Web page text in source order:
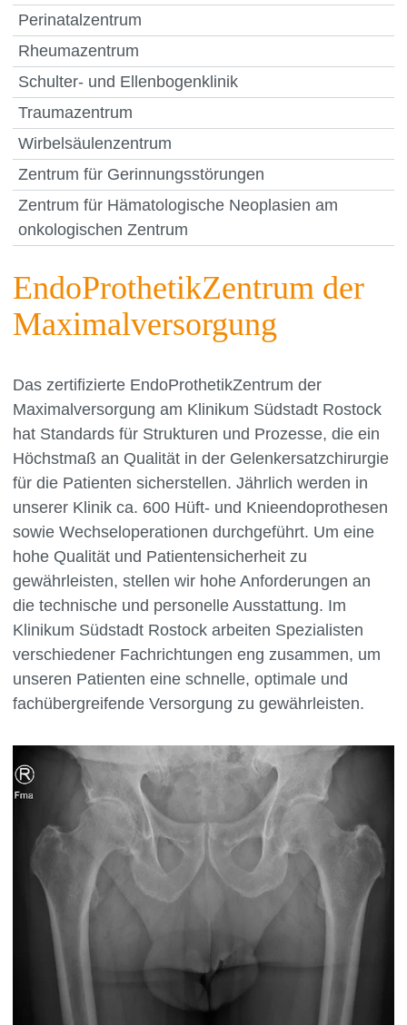
Perinatalzentrum
Rheumazentrum
Schulter- und Ellenbogenklinik
Traumazentrum
Wirbelsäulenzentrum
Zentrum für Gerinnungsstörungen
Zentrum für Hämatologische Neoplasien am
onkologischen Zentrum
EndoProthetikZentrum der
Maximalversorgung
Das zertifizierte EndoProthetikZentrum der
Maximalversorgung am Klinikum Südstadt Rostock
hat Standards für Strukturen und Prozesse, die ein
Höchstmaß an Qualität in der Gelenkersatzchirurgie
für die Patienten sicherstellen. Jährlich werden in
unserer Klinik ca. 600 Hüft- und Knieendoprothesen
sowie Wechseloperationen durchgeführt. Um eine
hohe Qualität und Patientensicherheit zu
gewährleisten, stellen wir hohe Anforderungen an
die technische und personelle Ausstattung. Im
Klinikum Südstadt Rostock arbeiten Spezialisten
verschiedener Fachrichtungen eng zusammen, um
unseren Patienten eine schnelle, optimale und
fachübergreifende Versorgung zu gewährleisten.